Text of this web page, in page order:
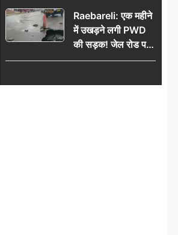
Raebareli: एक महीने
में उखड़ने लगी PWD
की सड़क! जेल रोड पर
गड्ढे ने खोली निर्माण
की उठी मांग